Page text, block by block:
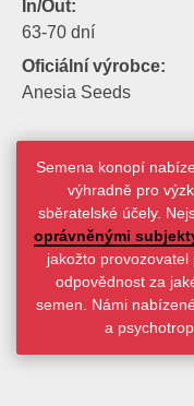
In/Out:
63-70 dní
Oficiální výrobce:
Anesia Seeds
Semena konopí
výhradně pro
sběratelské účely.
oprávněnými
jakožto
odpovědnost za
semen. Námi
a